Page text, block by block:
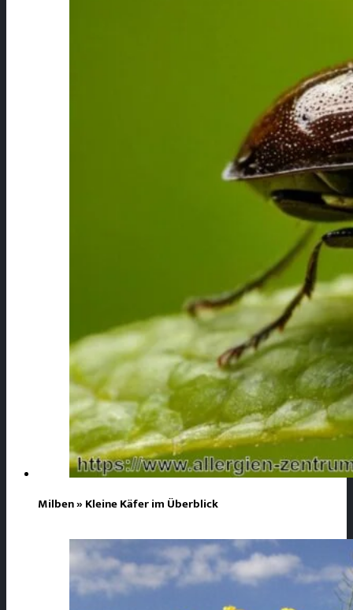
Milben » Kleine Käfer im Überblick